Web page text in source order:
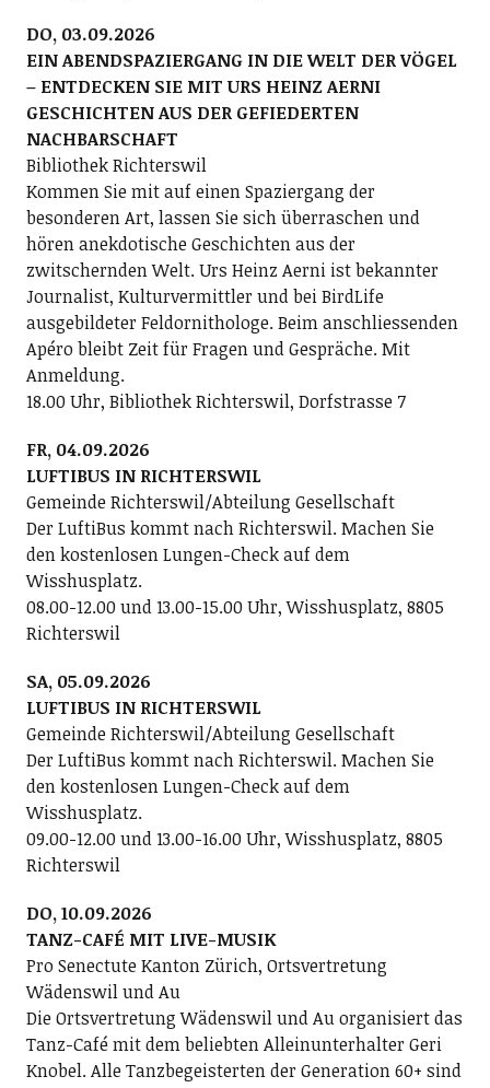
DO, 03.09.2026
EIN ABENDSPAZIERGANG IN DIE WELT DER VÖGEL
– ENTDECKEN SIE MIT URS HEINZ AERNI
GESCHICHTEN AUS DER GEFIEDERTEN
NACHBARSCHAFT
Bibliothek Richterswil
Kommen Sie mit auf einen Spaziergang der
besonderen Art, lassen Sie sich überraschen und
hören anekdotische Geschichten aus der
zwitschernden Welt. Urs Heinz Aerni ist bekannter
Journalist, Kulturvermittler und bei BirdLife
ausgebildeter Feldornithologe. Beim anschliessenden
Apéro bleibt Zeit für Fragen und Gespräche. Mit
Anmeldung.
18.00 Uhr, Bibliothek Richterswil, Dorfstrasse 7
FR, 04.09.2026
LUFTIBUS IN RICHTERSWIL
Gemeinde Richterswil/Abteilung Gesellschaft
Der LuftiBus kommt nach Richterswil. Machen Sie
den kostenlosen Lungen-Check auf dem
Wisshusplatz.
08.00-12.00 und 13.00-15.00 Uhr, Wisshusplatz, 8805
Richterswil
SA, 05.09.2026
LUFTIBUS IN RICHTERSWIL
Gemeinde Richterswil/Abteilung Gesellschaft
Der LuftiBus kommt nach Richterswil. Machen Sie
den kostenlosen Lungen-Check auf dem
Wisshusplatz.
09.00-12.00 und 13.00-16.00 Uhr, Wisshusplatz, 8805
Richterswil
DO, 10.09.2026
TANZ-CAFÉ MIT LIVE-MUSIK
Pro Senectute Kanton Zürich, Ortsvertretung
Wädenswil und Au
Die Ortsvertretung Wädenswil und Au organisiert das
Tanz-Café mit dem beliebten Alleinunterhalter Geri
Knobel. Alle Tanzbegeisterten der Generation 60+ sind